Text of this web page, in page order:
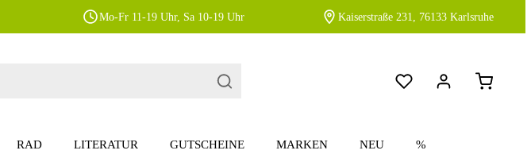
Mo-Fr 11-19 Uhr, Sa 10-19 Uhr Kaiserstraße 231, 76133 Karlsruhe
RAD LITERATUR GUTSCHEINE MARKEN NEU %